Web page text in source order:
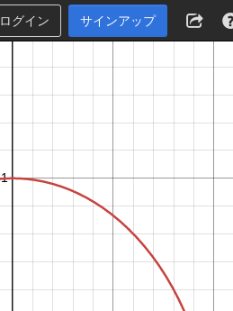
ログイン サインアップ